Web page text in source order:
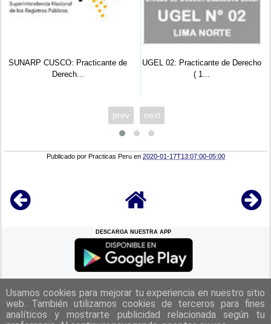
SUNARP CUSCO: Practicante de
Derech...
UGEL 02: Practicante de Derecho
( 1...
prev next
Publicado porPracticas Peru en2020-01-17T13:07:00-05:00
DESCARGA NUESTRA APP
REGRESAR A LACIMA
|Politica de Privacidad|Aviso Legal| Términos y Condiciones
|
Usamos cookies para mejorar tu experiencia en nuestro sitio
web. También utilizamos cookies de terceros para fines
analíticos y mostrarte publicidad relacionada según tu